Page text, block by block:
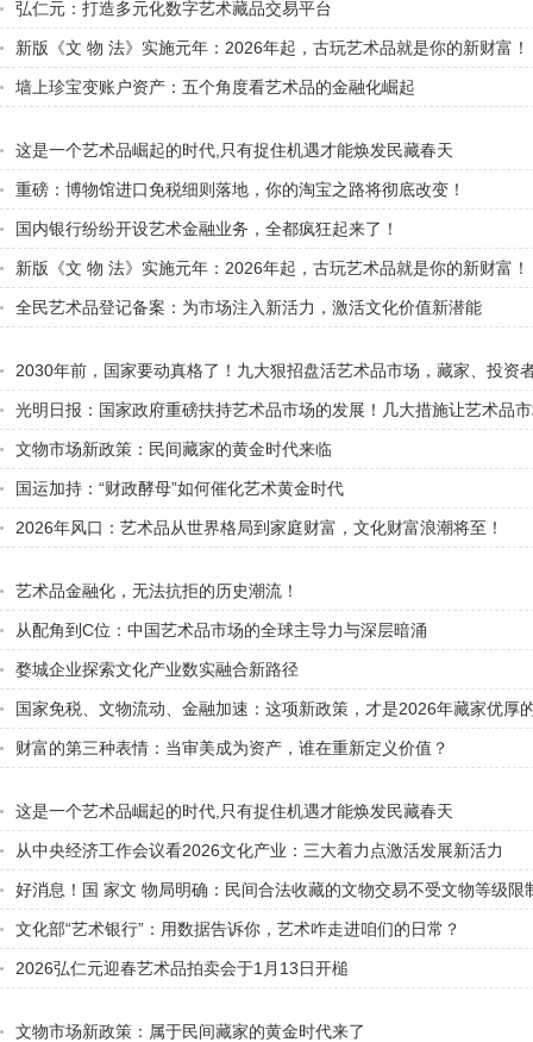
弘仁元：打造多元化数字艺术藏品交易平台
新版《文 物 法》实施元年：2026年起，古玩艺术品就是你的新财富！
墙上珍宝变账户资产：五个角度看艺术品的金融化崛起
这是一个艺术品崛起的时代,只有捉住机遇才能焕发民藏春天
重磅：博物馆进口免税细则落地，你的淘宝之路将彻底改变！
国内银行纷纷开设艺术金融业务，全都疯狂起来了！
新版《文 物 法》实施元年：2026年起，古玩艺术品就是你的新财富！
全民艺术品登记备案：为市场注入新活力，激活文化价值新潜能
2030年前，国家要动真格了！九大狠招盘活艺术品市场，藏家、投资
光明日报：国家政府重磅扶持艺术品市场的发展！几大措施让艺术品
峰！
文物市场新政策：民间藏家的黄金时代来临
国运加持：“财政酵母”如何催化艺术黄金时代
2026年风口：艺术品从世界格局到家庭财富，文化财富浪潮将至！
艺术品金融化，无法抗拒的历史潮流！
从配角到C位：中国艺术品市场的全球主导力与深层暗涌
婺城企业探索文化产业数实融合新路径
国家免税、文物流动、金融加速：这项新政策，才是2026年藏家优厚
财富的第三种表情：当审美成为资产，谁在重新定义价值？
这是一个艺术品崛起的时代,只有捉住机遇才能焕发民藏春天
从中央经济工作会议看2026文化产业：三大着力点激活发展新活力
好消息！国 家文 物局明确：民间合法收藏的文物交易不受文物等级限
文化部“艺术银行”：用数据告诉你，艺术咋走进咱们的日常？
2026弘仁元迎春艺术品拍卖会于1月13日开槌
文物市场新政策：属于民间藏家的黄金时代来了